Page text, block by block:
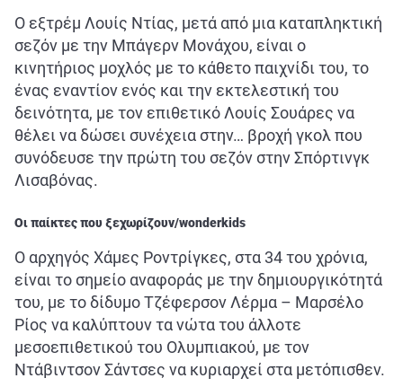
Ο εξτρέμ Λουίς Ντίας, μετά από μια καταπληκτική
σεζόν με την Μπάγερν Μονάχου, είναι ο
κινητήριος μοχλός με το κάθετο παιχνίδι του, το
ένας εναντίον ενός και την εκτελεστική του
δεινότητα, με τον επιθετικό Λουίς Σουάρες να
θέλει να δώσει συνέχεια στην… βροχή γκολ που
συνόδευσε την πρώτη του σεζόν στην Σπόρτινγκ
Λισαβόνας.
Οι παίκτες που ξεχωρίζουν/wonderkids
Ο αρχηγός Χάμες Ροντρίγκες, στα 34 του χρόνια,
είναι το σημείο αναφοράς με την δημιουργικότητά
του, με το δίδυμο Τζέφερσον Λέρμα – Μαρσέλο
Ρίος να καλύπτουν τα νώτα του άλλοτε
μεσοεπιθετικού του Ολυμπιακού, με τον
Ντάβιντσον Σάντσες να κυριαρχεί στα μετόπισθεν.